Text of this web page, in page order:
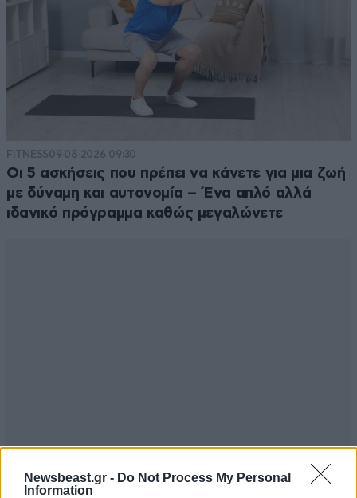
Newsbeast.gr - Do Not Process My Personal
Information
FITNESS09·08·2026 09:30
Οι 5 ασκήσεις που πρέπει να κάνετε για μια ζωή
με δύναμη και αυτονομία – Ένα απλό αλλά
ιδανικό πρόγραμμα καθώς μεγαλώνετε